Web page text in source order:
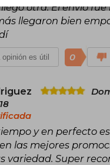
otra. El envío
llegaron bien
opinión es útil 0
y en perfecto
las mejores
variedad. Super